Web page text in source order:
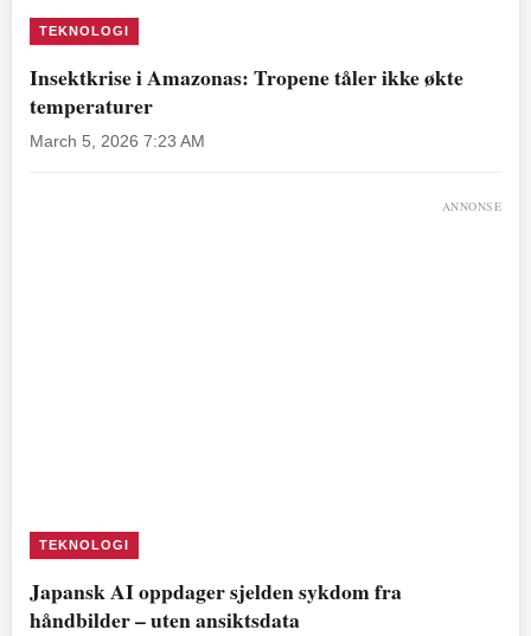
TEKNOLOGI
Insektkrise i Amazonas: Tropene tåler ikke økte
temperaturer
March 5, 2026 7:23 AM
ANNONSE
TEKNOLOGI
Japansk AI oppdager sjelden sykdom fra
håndbilder – uten ansiktsdata